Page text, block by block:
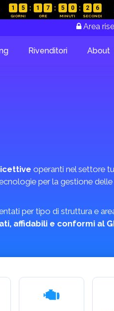
1 5 1 7 5 0 2 5
Area
Rivenditori About
operanti nel settore
per la gestione
per tipo di struttura e
affidabili e conformi al